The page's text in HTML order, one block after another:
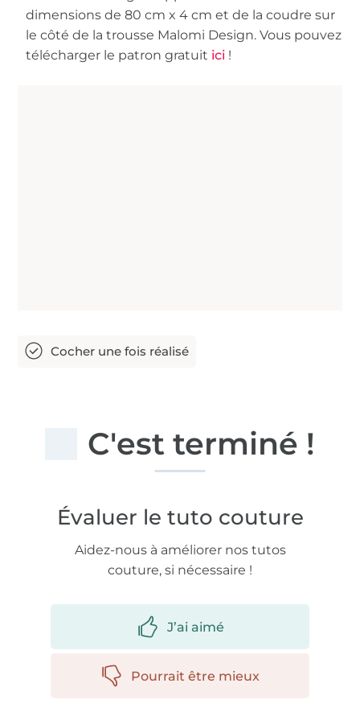
dimensions de 80 cm x 4 cm et de la coudre sur
le côté de la trousse Malomi Design. Vous pouvez
télécharger le patron gratuit ici !
C'est terminé !
Évaluer le tuto couture
Aidez-nous à améliorer nos tutos
couture, si nécessaire !
J’ai aimé
Pourrait être mieux